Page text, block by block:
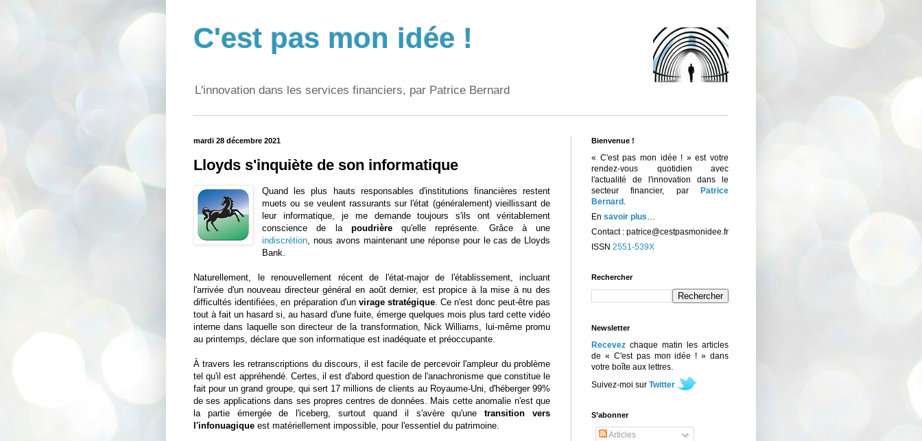
C'est pas mon idée !
L'innovation dans les services financiers, par Patrice Bernard
mardi 28 décembre 2021
Lloyds s'inquiète de son informatique
Quand les plus hauts responsables d'institutions financières restent
muets ou se veulent rassurants sur l'état (généralement) vieillissant de
leur informatique, je me demande toujours s'ils ont véritablement
conscience de la poudrièrequ'elle représente. Grâce à une
indiscrétion, nous avons maintenant une réponse pour le cas de Lloyds
Bank.
Naturellement, le renouvellement récent de l'état-major de l'établissement, incluant
l'arrivée d'un nouveau directeur général en août dernier, est propice à la mise à nu des
difficultés identifiées, en préparation d'un virage stratégique. Ce n'est donc peut-être pas
tout à fait un hasard si, au hasard d'une fuite, émerge quelques mois plus tard cette vidéo
interne dans laquelle son directeur de la transformation, Nick Williams, lui-même promu
au printemps, déclare que son informatique est inadéquate et préoccupante.
À travers les retranscriptions du discours, il est facile de percevoir l'ampleur du problème
tel qu'il est appréhendé. Certes, il est d'abord question de l'anachronisme que constitue le
fait pour un grand groupe, qui sert 17 millions de clients au Royaume-Uni, d'héberger 99%
de ses applications dans ses propres centres de données. Mais cette anomalie n'est que
la partie émergée de l'iceberg, surtout quand il s'avère qu'unetransition vers
l'infonuagique est matériellement impossible, pour l'essentiel du patrimoine.
Bienvenue !
« C'est pas mon idée ! » est votre
rendez-vous quotidien avec
l'actualité de l'innovation dans le
secteur financier, par
Patrice
Bernard .
En savoir plus…
Contact : patrice@cestpasmonidee.fr
ISSN 2551-539X
Rechercher
Newsletter
Recevez chaque matin les articles
de « C'est pas mon idée ! » dans
votre boîte aux lettres.
Suivez-moi sur Twitter
S’abonner
Articles